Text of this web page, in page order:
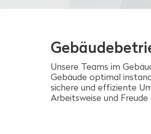
Unsere Teams im
Gebäude optimal
sichere und effiziente
Arbeitsweise und